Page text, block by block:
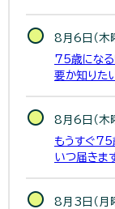
8月6日（木
75歳にな
要か知りたい
8月6日（木
もうすぐ75
いつ届きま
8月3日（月